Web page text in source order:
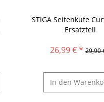
STIGA Seitenkufe
Ersatzteil
26,99 € * 29,90
In den